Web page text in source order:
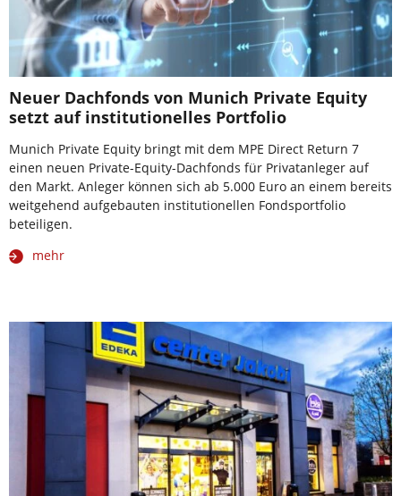
Neuer Dachfonds von Munich Private Equity
setzt auf institutionelles Portfolio
Munich Private Equity bringt mit dem MPE Direct Return 7
einen neuen Private-Equity-Dachfonds für Privatanleger auf
den Markt. Anleger können sich ab 5.000 Euro an einem bereits
weitgehend aufgebauten institutionellen Fondsportfolio
beteiligen.
mehr